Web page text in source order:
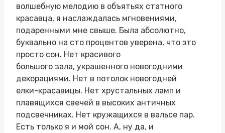
волшебную мелодию в объятьях статного
красавца, я наслаждалась мгновениями,
подаренными мне свыше. Была абсолютно,
буквально на сто процентов уверена, что это
просто сон. Нет красивого
большого зала, украшенного новогодними
декорациями. Нет в потолок новогодней
елки-красавицы. Нет хрустальных ламп и
плавящихся свечей в высоких античных
подсвечниках. Нет кружащихся в вальсе пар.
Есть только я и мой сон. А, ну да, и